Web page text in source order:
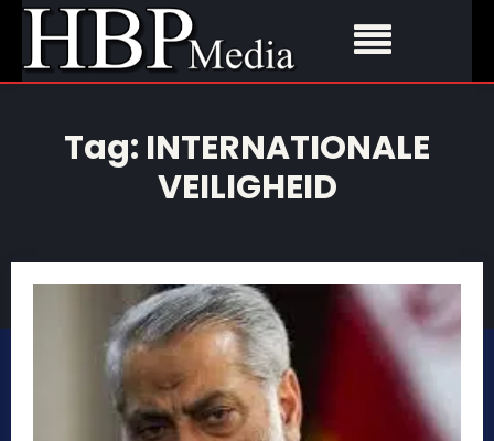
Tag: INTERNATIONALE
VEILIGHEID